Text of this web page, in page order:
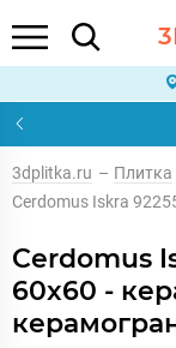
3dplitka.ru – Плитка
Cerdomus Iskra
Cerdomus
60x60 -